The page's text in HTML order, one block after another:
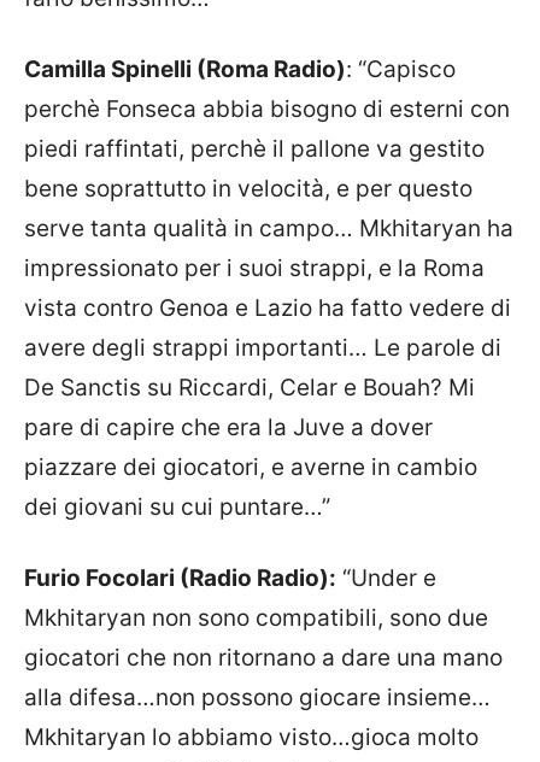
Camilla Spinelli (Roma Radio): “Capisco
perchè Fonseca abbia bisogno di esterni con
piedi raffintati, perchè il pallone va gestito
bene soprattutto in velocità, e per questo
serve tanta qualità in campo… Mkhitaryan ha
impressionato per i suoi strappi, e la Roma
vista contro Genoa e Lazio ha fatto vedere di
avere degli strappi importanti… Le parole di
De Sanctis su Riccardi, Celar e Bouah? Mi
pare di capire che era la Juve a dover
piazzare dei giocatori, e averne in cambio
dei giovani su cui puntare…”
Furio Focolari (Radio Radio): “Under e
Mkhitaryan non sono compatibili, sono due
giocatori che non ritornano a dare una mano
alla difesa…non possono giocare insieme…
Mkhitaryan lo abbiamo visto…gioca molto